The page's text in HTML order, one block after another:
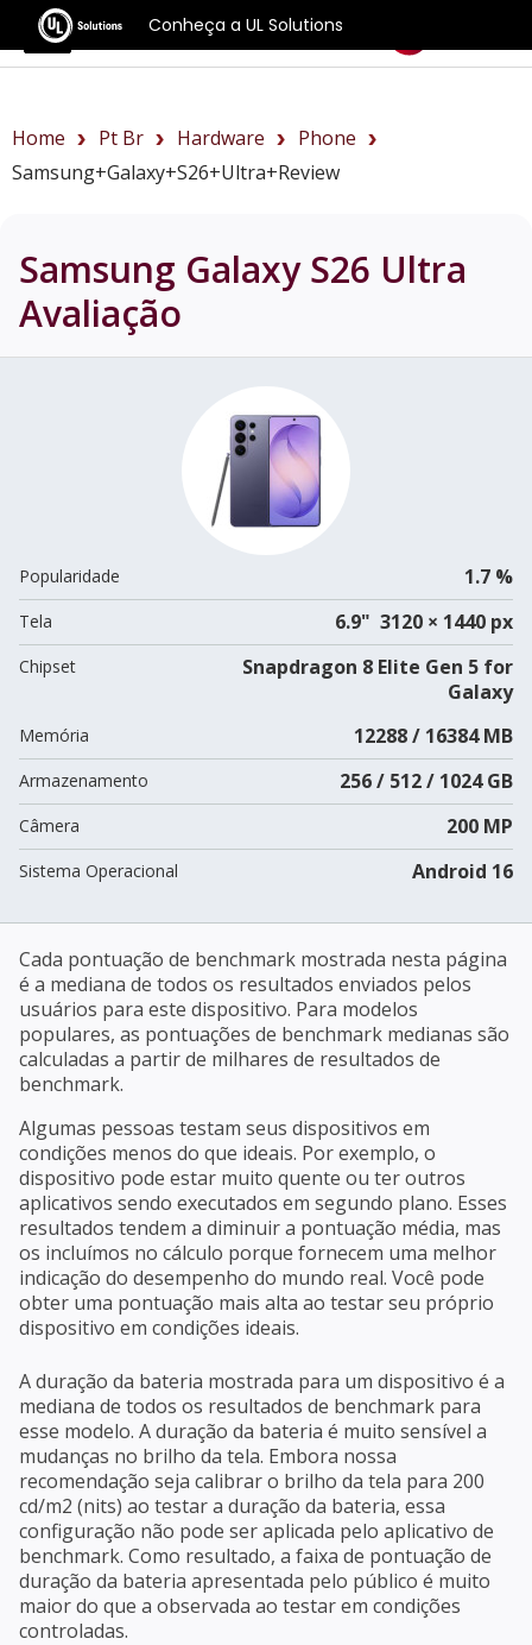
Conheça a UL Solutions
Benchmarks
Home Pt Br Hardware
Phone
Samsung+Galaxy+S26+Ultra+review
Samsung Galaxy S26 Ultra
Avaliação
Popularidade 1.7 %
Tela 6.9" 3120 × 1440 px
Chipset
Snapdragon 8 Elite Gen 5 for
Galaxy
Memória 12288 / 16384 MB
Armazenamento 256 / 512 / 1024 GB
Câmera 200 MP
Sistema Operacional Android 16
Cada pontuação de benchmark mostrada nesta página
é a mediana de todos os resultados enviados pelos
usuários para este dispositivo. Para modelos
populares, as pontuações de benchmark medianas são
calculadas a partir de milhares de resultados de
benchmark.
Algumas pessoas testam seus dispositivos em
condições menos do que ideais. Por exemplo, o
dispositivo pode estar muito quente ou ter outros
aplicativos sendo executados em segundo plano. Esses
resultados tendem a diminuir a pontuação média, mas
os incluímos no cálculo porque fornecem uma melhor
indicação do desempenho do mundo real. Você pode
obter uma pontuação mais alta ao testar seu próprio
dispositivo em condições ideais.
A duração da bateria mostrada para um dispositivo é a
mediana de todos os resultados de benchmark para
esse modelo. A duração da bateria é muito sensível a
mudanças no brilho da tela. Embora nossa
recomendação seja calibrar o brilho da tela para 200
cd/m2 (nits) ao testar a duração da bateria, essa
configuração não pode ser aplicada pelo aplicativo de
benchmark. Como resultado, a faixa de pontuação de
duração da bateria apresentada pelo público é muito
maior do que a observada ao testar em condições
controladas.